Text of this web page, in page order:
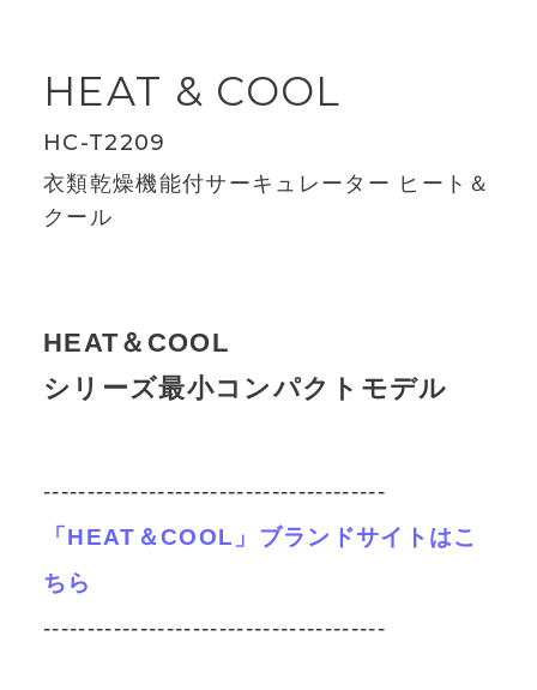
HEAT & COOL
HC-T2209
衣類乾燥機能付サーキュレーター ヒート＆
クール
HEAT＆COOL
シリーズ最小コンパクトモデル
---------------------------------------
「HEAT＆COOL」ブランドサイトはこ
ちら
---------------------------------------